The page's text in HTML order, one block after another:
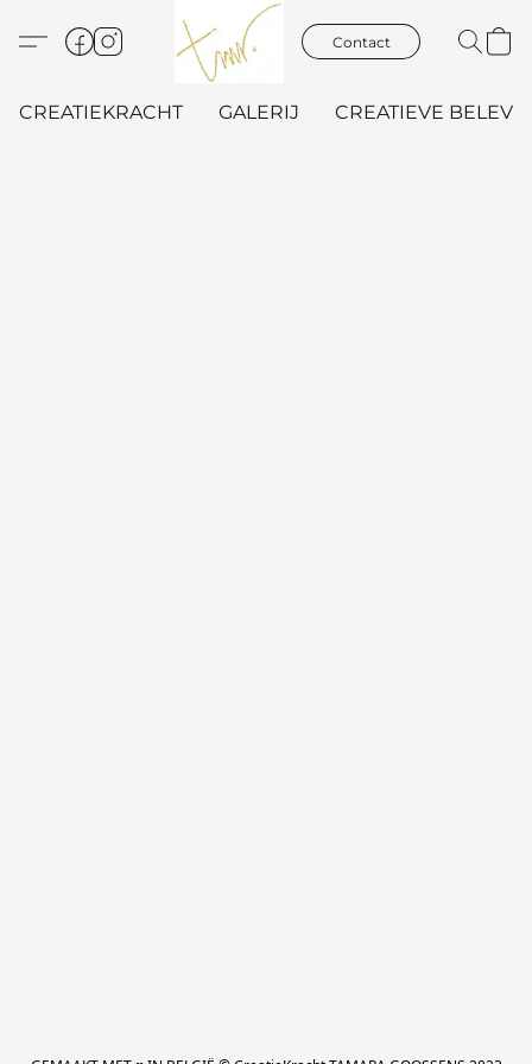
Contact
CREATIEKRACHT GALERIJ CREATIEVE